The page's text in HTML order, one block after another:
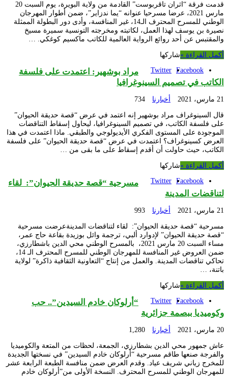
قدمت فرقة “اثران تاقربوست” القادمة من ولاية البويرة، يوم السبت 20
مارس 2021، عرضا مسرحيا عنوانه “يما ندزاير”، ضمن أطوار المهرجان
الوطني للمسرح المحترف الـ14، غير المنافسة، وأدى دور البطولة الممثلة
نصيرة بن يوسف لهذا العمل، لكاتبته ومخرجته التونسية سميرة مسيخ
والمقتبس عن أحد روائع الرواية العالمية للكاتب ماكسيم كوغكي. …
أكمل القراءة »شاركها
Facebook
Twitter
مراد بوشهير: اعتمدت على فلسفة
الكاتب في تصميم السينوغرافيا
21 مارس، 2021 أخبارنا 734
قال السينوغراف مراد بوشهير إنه اعتمد في عرض “قصة حديقة الحيوان”
على فلسفة الكاتب، في تصميم السينوغرافيا، ليحاول إسقاط التناقضات
الموجودة على المستوى الفكري الأيديولوجي والطبقي. ماذا اعتمدت في هذا
العرض كسينوغراف؟ اعتمدت في عرض “قصة حديقة الحيوان” على فلسفة
الكاتب، حيث حاولت أن أقدم إسقاط على ما بقى من …
أكمل القراءة »شاركها
Facebook
Twitter
مسرحية “قصة حديقة الحيوان”: لقاء
لتناقضات المدينة
21 مارس، 2021 أخبارنا 993
مسرحية “قصة حديقة الحيوان”: لقاء لتناقضات المدينةعرضت مسرحية
“قصة حديقة الحيوان” لإدوارد ألبي، ترجمة وائل بوزيدة بقاعة حاج عمر،
مساء السبت 20 مارس 2021، بالمسرح الوطني محي الدين باشطارزي،
ضمن العروض غير المنافسة للمهرجان الوطني للمسرح المحترف الـ 14،
تحاكي تناقضات المدينة. والعمل من إنتاج “التعاونية الثقافية ذاكرة” لولاية
باتنة، …
أكمل القراءة »شاركها
Facebook
Twitter
“أرلوكان خادم السيدين”.. حب
وكوميديا ببصمة جزائرية
20 مارس، 2021 أخبارنا 1,280
عاش جمهور محي الدين بشطارزي، الجمعة، لحظات من المتعة والكوميديا
والفرجة صنعها طاقم مسرحية “أرلوكان خادم السيدين” في نسختها الجديدة
للمخرج زياني شريف عياد. وقدم العرض ضمن منافسة الطبعة الرابعة عشر
للمهرجان الوطني للمسرح المحترف. النسخة الأولى من”أرلوكان خادم